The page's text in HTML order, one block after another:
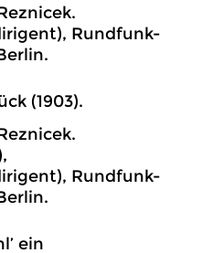
Rundfunk-
(1903).
Rundfunk-
ein